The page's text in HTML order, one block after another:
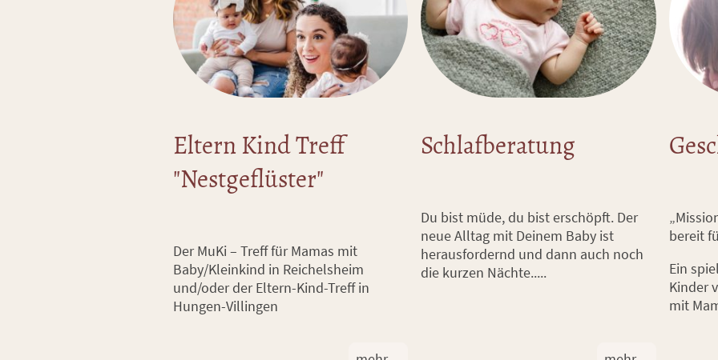
Eltern Kind Treff
"Nestgeflüster"
Der MuKi – Treff für Mamas mit
Baby/Kleinkind in Reichelsheim
und/oder der Eltern-Kind-Treff in
Hungen-Villingen
Schlafberatung
Du bist müde, du bist erschöpft. Der
neue Alltag mit Deinem Baby ist
herausfordernd und dann auch noch
die kurzen Nächte.....
bereit
Ein
Kinder
mit